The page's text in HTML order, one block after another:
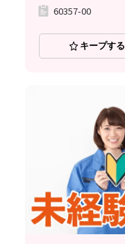
60357-00
キープする